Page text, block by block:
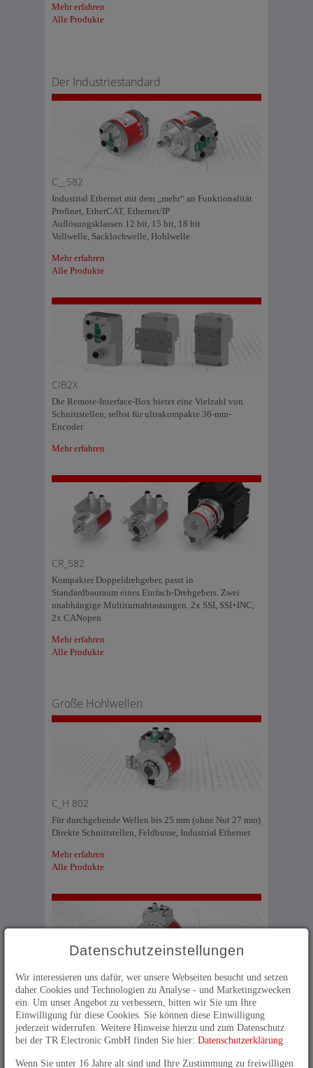
Mehr erfahren
Alle Produkte
Der Industriestandard
C__582
Industrial Ethernet mit dem „mehr“ an Funktionalität
Profinet, EtherCAT, Ethernet/IP
Auflösungsklassen 12 bit, 15 bit, 18 bit
Vollwelle, Sacklochwelle, Hohlwelle
Mehr erfahren
Alle Produkte
CIB2X
Die Remote-Interface-Box bietet eine Vielzahl von
Schnittstellen, selbst für ultrakompakte 36-mm-
Encoder.
Mehr erfahren
CR_582
Kompakter Doppeldrehgeber, passt in
Standardbauraum eines Einfach-Drehgebers. Zwei
unabhängige Multiturnabtastungen. 2x SSI, SSI+INC,
2x CANopen
Mehr erfahren
Alle Produkte
Große Hohlwellen
C_H 802
Für durchgehende Wellen bis 25 mm (ohne Nut 27 mm)
Direkte Schnittstellen, Feldbusse, Industrial Ethernet
Mehr erfahren
Alle Produkte
C_H1102
Für durchgehende Wellen bis 50 mm
Direkte Schnittstellen, Feldbusse, Industrial Ethernet
Mehr erfahren
Alle Produkte
Datenschutzeinstellungen
Wir interessieren uns dafür, wer unsere Webseiten besucht und setzen
daher Cookies und Technologien zu Analyse - und Marketingzwecken
ein. Um unser Angebot zu verbessern, bitten wir Sie um Ihre
Einwilligung für diese Cookies. Sie können diese Einwilligung
jederzeit widerrufen. Weitere Hinweise hierzu und zum Datenschutz
bei der TR Electronic GmbH finden Sie hier:Datenschutzerklärung
Wenn Sie unter 16 Jahre alt sind und Ihre Zustimmung zu freiwilligen